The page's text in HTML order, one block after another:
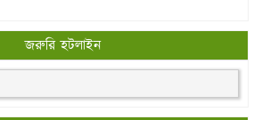
জরুরি হটলাইন